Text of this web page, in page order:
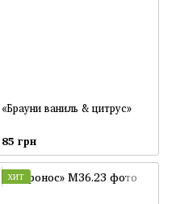
«Брауни ваниль & цитрус»
85 грн
ХИТ